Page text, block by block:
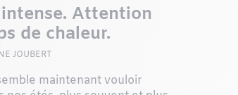
Attention
de chaleur.
JOUBERT
maintenant vouloir